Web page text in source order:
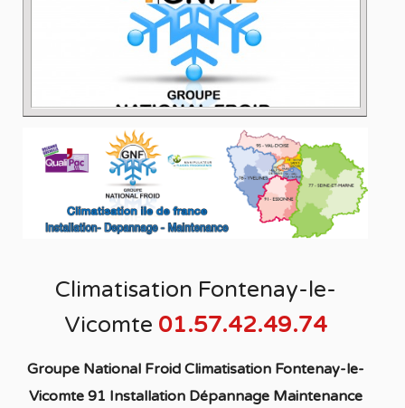
Climatisation Fontenay-le-
Vicomte 01.57.42.49.74
Groupe National Froid Climatisation Fontenay-le-
Vicomte 91 Installation Dépannage Maintenance